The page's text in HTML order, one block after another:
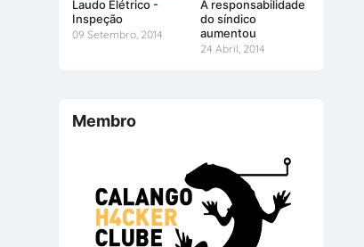
Laudo Elétrico -
Inspeção
09 Setembro, 2014
A responsabilidade
do síndico
aumentou
24 Abril, 2014
Membro